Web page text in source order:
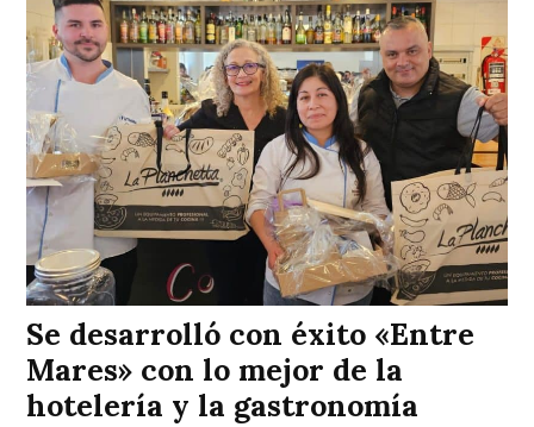
Se desarrolló con éxito «Entre
Mares» con lo mejor de la
hotelería y la gastronomía